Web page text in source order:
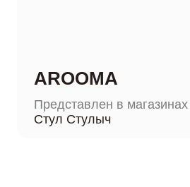
AROOMA
Представлен в магазинах
Стул Стулыч